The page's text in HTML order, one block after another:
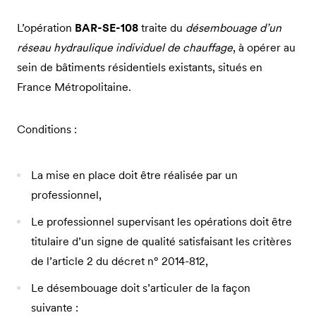
L’opération BAR-SE-108 traite du désembouage d’un
réseau hydraulique individuel de chauffage, à opérer au
sein de bâtiments résidentiels existants, situés en
France Métropolitaine.
Conditions :
La mise en place doit être réalisée par un
professionnel,
Le professionnel supervisant les opérations doit être
titulaire d’un signe de qualité satisfaisant les critères
de l’article 2 du décret n° 2014-812,
Le désembouage doit s’articuler de la façon
suivante :